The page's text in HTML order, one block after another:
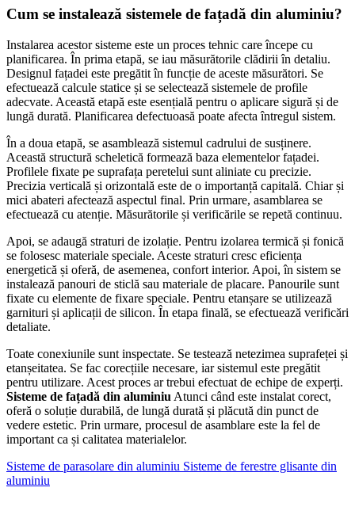
Cum se instalează sistemele de fațadă din aluminiu?
Instalarea acestor sisteme este un proces tehnic care începe cu
planificarea. În prima etapă, se iau măsurătorile clădirii în detaliu.
Designul fațadei este pregătit în funcție de aceste măsurători. Se
efectuează calcule statice și se selectează sistemele de profile
adecvate. Această etapă este esențială pentru o aplicare sigură și de
lungă durată. Planificarea defectuoasă poate afecta întregul sistem.
În a doua etapă, se asamblează sistemul cadrului de susținere.
Această structură scheletică formează baza elementelor fațadei.
Profilele fixate pe suprafața peretelui sunt aliniate cu precizie.
Precizia verticală și orizontală este de o importanță capitală. Chiar și
mici abateri afectează aspectul final. Prin urmare, asamblarea se
efectuează cu atenție. Măsurătorile și verificările se repetă continuu.
Apoi, se adaugă straturi de izolație. Pentru izolarea termică și fonică
se folosesc materiale speciale. Aceste straturi cresc eficiența
energetică și oferă, de asemenea, confort interior. Apoi, în sistem se
instalează panouri de sticlă sau materiale de placare. Panourile sunt
fixate cu elemente de fixare speciale. Pentru etanșare se utilizează
garnituri și aplicații de silicon. În etapa finală, se efectuează verificări
detaliate.
Toate conexiunile sunt inspectate. Se testează netezimea suprafeței și
etanșeitatea. Se fac corecțiile necesare, iar sistemul este pregătit
pentru utilizare. Acest proces ar trebui efectuat de echipe de experți.
Sisteme de fațadă din aluminiu Atunci când este instalat corect,
oferă o soluție durabilă, de lungă durată și plăcută din punct de
vedere estetic. Prin urmare, procesul de asamblare este la fel de
important ca și calitatea materialelor.
Sisteme de parasolare din aluminiu Sisteme de ferestre glisante din
aluminiu